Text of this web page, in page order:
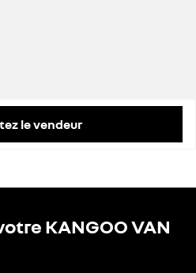
le vendeur
KANGOO VAN